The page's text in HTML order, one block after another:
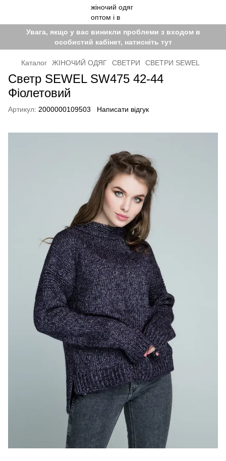
Увага, якщо у вас виникли проблеми з входом в
особистий кабінет, натисніть тут
Каталог ЖІНОЧИЙ ОДЯГ СВЕТРИ СВЕТРИ SEWEL
Светр SEWEL SW475 42-44
Фіолетовий
Артикул: 2000000109503 Написати відгук